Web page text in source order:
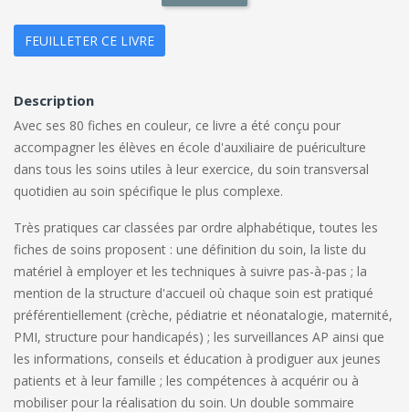
FEUILLETER CE LIVRE
Description
Avec ses 80 fiches en couleur, ce livre a été conçu pour
accompagner les élèves en école d'auxiliaire de puériculture
dans tous les soins utiles à leur exercice, du soin transversal
quotidien au soin spécifique le plus complexe.
Très pratiques car classées par ordre alphabétique, toutes les
fiches de soins proposent : une définition du soin, la liste du
matériel à employer et les techniques à suivre pas-à-pas ; la
mention de la structure d'accueil où chaque soin est pratiqué
préférentiellement (crèche, pédiatrie et néonatalogie, maternité,
PMI, structure pour handicapés) ; les surveillances AP ainsi que
les informations, conseils et éducation à prodiguer aux jeunes
patients et à leur famille ; les compétences à acquérir ou à
mobiliser pour la réalisation du soin. Un double sommaire